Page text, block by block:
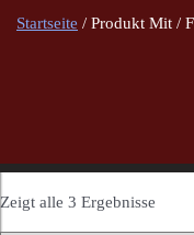
Startseite / Produkt Mit /
Zeigt alle 3 Ergebnisse